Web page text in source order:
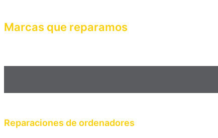
Marcas que reparamos
Reparaciones de ordenadores